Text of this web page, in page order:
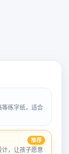
练字纸，适合
推荐
，让孩子愿意